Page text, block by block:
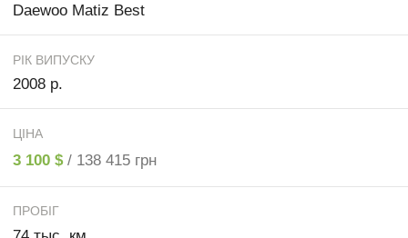
Daewoo Matiz Best
РІК ВИПУСКУ
2008 р.
ЦІНА
3 100 $ / 138 415 грн
ПРОБІГ